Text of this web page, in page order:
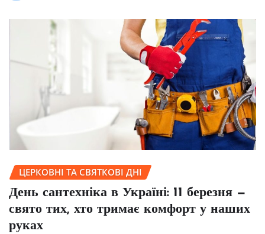
ЦЕРКОВНІ ТА СВЯТКОВІ ДНІ
День сантехніка в Україні: 11 березня —
свято тих, хто тримає комфорт у наших
руках